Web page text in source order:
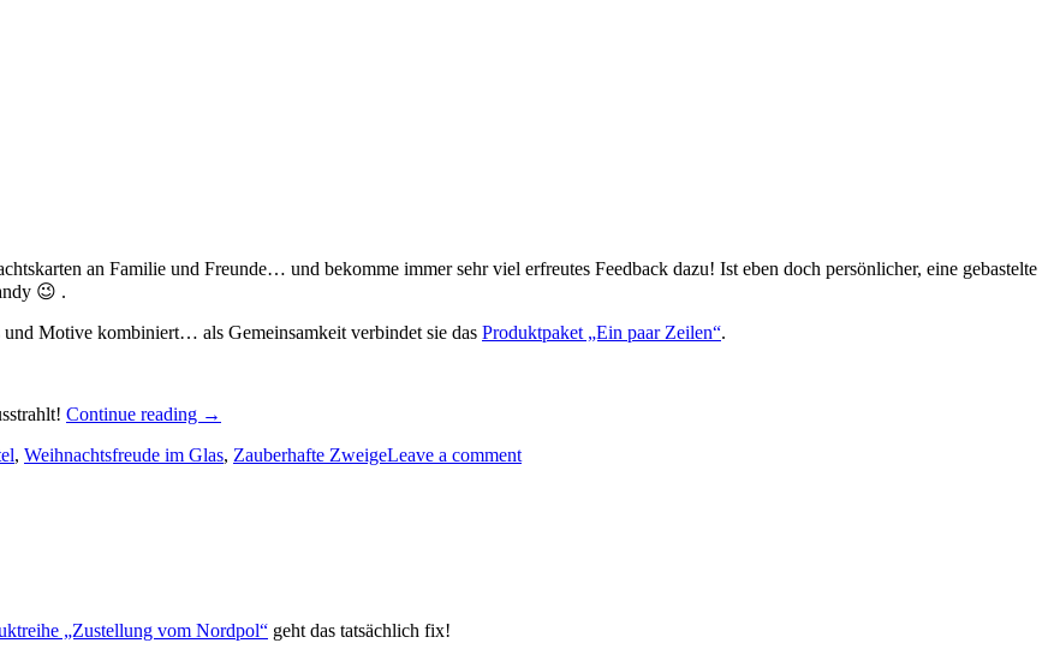
an Familie und Freunde… und bekomme immer sehr viel erfreutes Feedback dazu! Ist eben doch persönlicher, eine gebastelte
😉 .
Motive kombiniert… als Gemeinsamkeit verbindet sie das Produktpaket „Ein paar Zeilen“.
Continue reading „Ein
Zeilen
→
, Weihnachtsfreude im Glas, Zauberhafte ZweigeLeave a comment
„Zustellung vom Nordpol“ geht das tatsächlich fix!